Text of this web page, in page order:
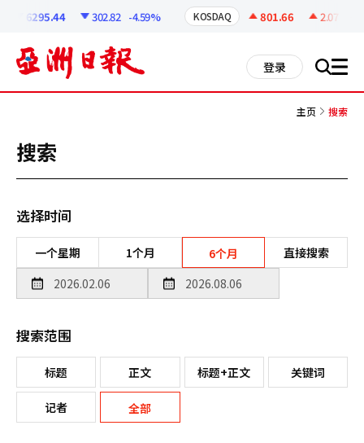
6295.44 302.82 -4.59% KOSDAQ 801.66 2.07
登录 搜 all
主页 搜索
搜索
选择时间
一个星期 1个月 6个月 直接搜索
搜索范围
标题 正文 标题+正文 关键词
记者 全部